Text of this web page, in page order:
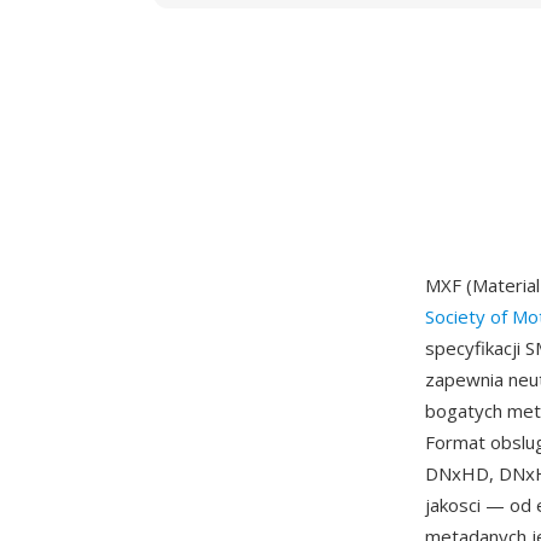
MXF
Society of
specyfikacji
zapewnia
bogatych
Format
DNxHD,
jakosci — od
metadanych